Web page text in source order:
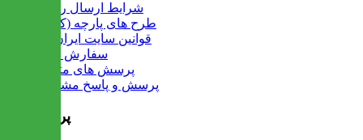
شرایط ارسال رایگان
طرح های پارچه (کالیته)
قوانین سایت ایران میز
سفارش عمده
پرسش های متداول
پرسش و پاسخ مشتریان
پرفروش ها